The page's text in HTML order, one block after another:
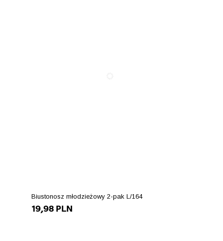
Biustonosz młodzieżowy 2-pak L/164
19,98 PLN